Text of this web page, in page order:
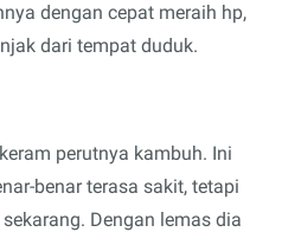
dengan cepat meraih hp,
dari tempat duduk.
perutnya kambuh. Ini
benar terasa sakit, tetapi
Dengan lemas dia